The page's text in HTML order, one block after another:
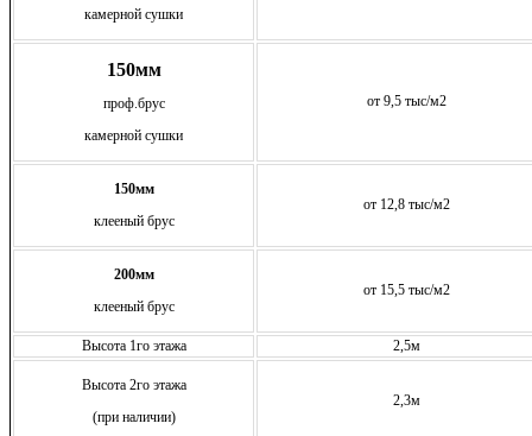
камерной сушки
150мм
проф.брус
камерной сушки
от 9,5 тыс/м2
150мм
клееный брус
от 12,8 тыс/м2
200мм
клееный брус
от 15,5 тыс/м2
Высота 1го этажа 2,5м
Высота 2го этажа
(при наличии)
2,3м